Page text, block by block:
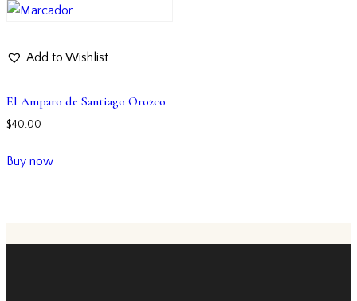
Add to Wishlist
El Amparo de Santiago Orozco
$40.00
Buy now